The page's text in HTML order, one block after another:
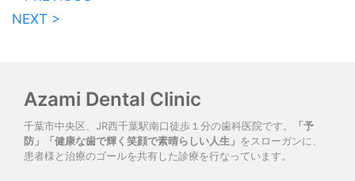
NEXT >
Azami Dental Clinic
千葉市中央区、JR西千葉駅南口徒歩１分の歯科医院です。
「予
防」「健康な歯で輝く笑顔で素晴らしい人生」 をスローガンに、
患者様と治療のゴールを共有した診療を行なっています。